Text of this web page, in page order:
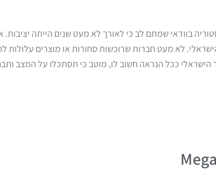
בוודאי שמתם לב כי לאורך לא מעט שנים הייתה
לא מעט חברות שרוכשות סחורות או מוצרים עלולות
ככל הנראה חשוב לו, מוטב כי תסתכלו על המצב